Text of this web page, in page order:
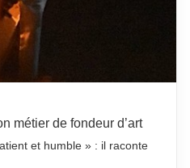
métier de fondeur d’art
et humble » : il raconte